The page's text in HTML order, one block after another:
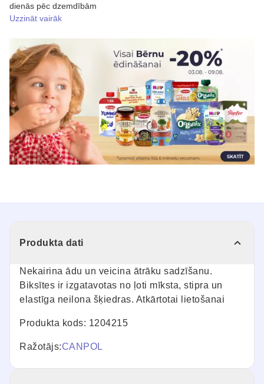
dienās pēc dzemdībām
Uzzināt vairāk
Produkta dati
Nekairina ādu un veicina ātrāku sadzīšanu.
Biksītes ir izgatavotas no ļoti mīksta, stipra un
elastīga neilona šķiedras. Atkārtotai lietošanai
Produkta kods: 1204215
Ražotājs:CANPOL